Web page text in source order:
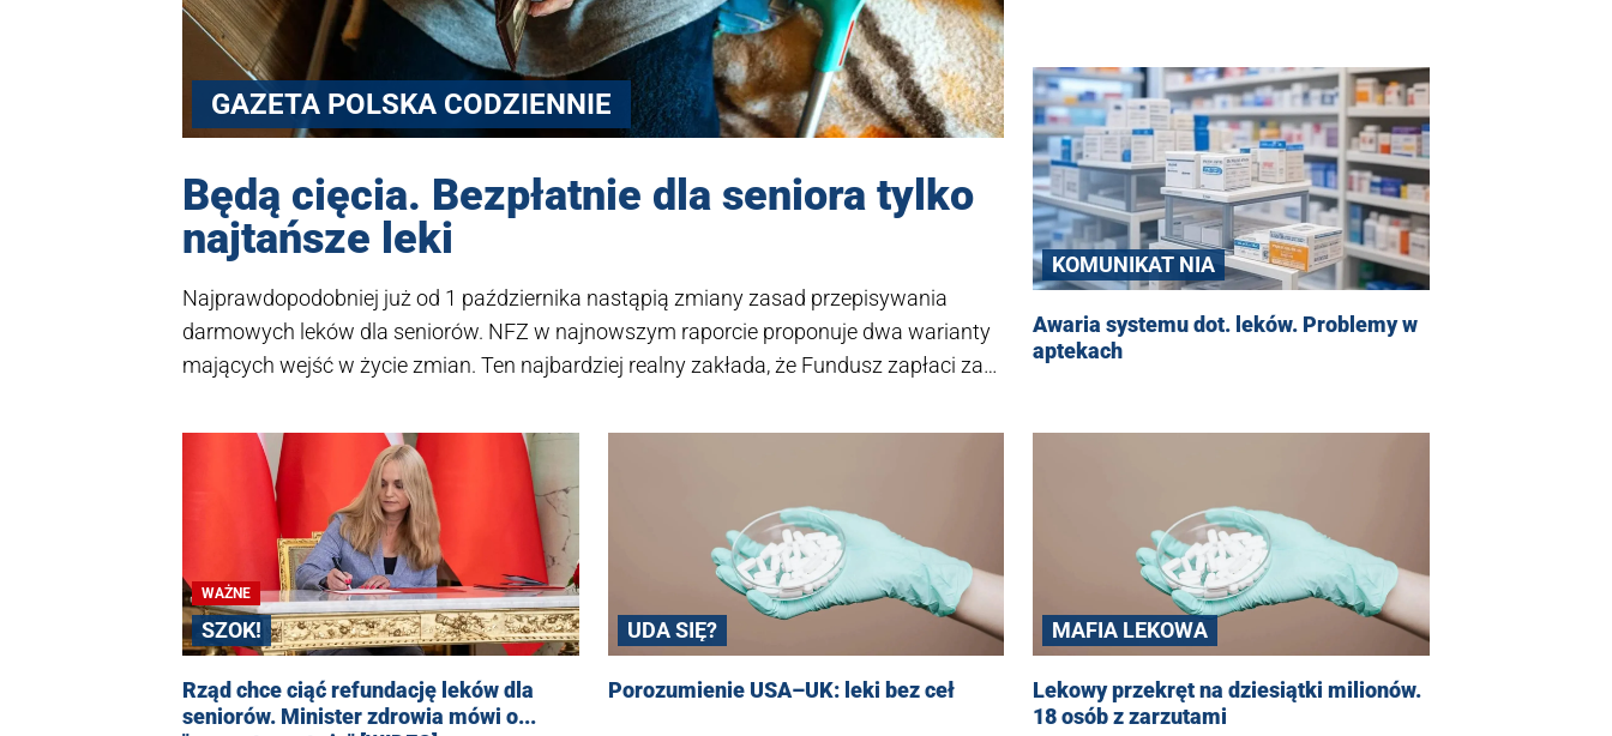
GAZETA POLSKA CODZIENNIE
Będą cięcia. Bezpłatnie dla seniora tylko
najtańsze leki
Najprawdopodobniej już od 1 października nastąpią zmiany zasad przepisywania
darmowych leków dla seniorów. NFZ w najnowszym raporcie proponuje dwa warianty
mających wejść w życie zmian. Ten najbardziej realny zakłada, że Fundusz zapłaci za
samą substancją czynną, ale droższy – różnicę będzie musiał pokryć z własnej
kieszeni. NFZ chce w ten sposób zaoszczędzić od kilkuset milionów do prawie 2 mld zł
rocznie - czytamy w "Gazecie Polskiej Codziennie".
KOMUNIKAT NIA
Awaria systemu dot. leków. Problemy w
aptekach
WAŻNE
SZOK!
Rząd chce ciąć refundację leków dla
seniorów. Minister zdrowia mówi o...
UDA SIĘ?
Porozumienie USA–UK: leki bez ceł
MAFIA LEKOWA
Lekowy przekręt na dziesiątki milionów.
18 osób z zarzutami